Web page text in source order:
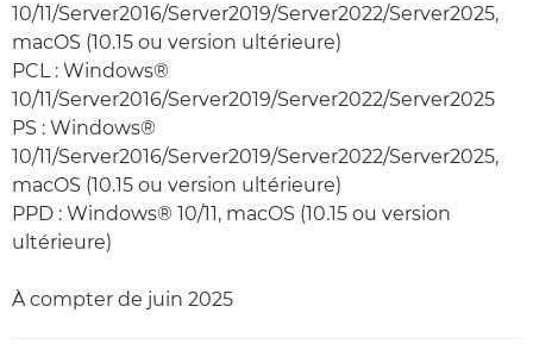
10/11/Server2016/Server2019/Server2022/Server2025,
macOS (10.15 ou version ultérieure)
PCL : Windows®
10/11/Server2016/Server2019/Server2022/Server2025
PS : Windows®
10/11/Server2016/Server2019/Server2022/Server2025,
macOS (10.15 ou version ultérieure)
PPD : Windows® 10/11, macOS (10.15 ou version
ultérieure)
À compter de juin 2025